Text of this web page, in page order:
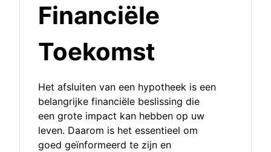
Financiële
Toekomst
Het afsluiten van een hypotheek is een
belangrijke financiële beslissing die
een grote impact kan hebben op uw
leven. Daarom is het essentieel om
goed geïnformeerd te zijn en